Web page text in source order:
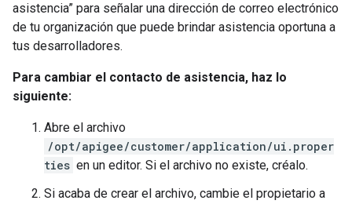
asistencia” para señalar una dirección de correo electrónico
de tu organización que puede brindar asistencia oportuna a
tus desarrolladores.
Para cambiar el contacto de asistencia, haz lo
siguiente:
Abre el archivo
/opt/apigee/customer/application/ui.proper
ties en un editor. Si el archivo no existe, créalo.
Si acaba de crear el archivo, cambie el propietario a